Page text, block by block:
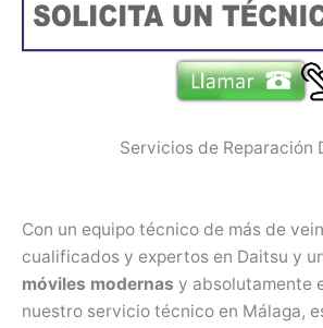
Servicios de Reparación
Con un equipo técnico de más de
cualificados y expertos en Daitsu y
móviles modernas y absolutamente
nuestro servicio técnico en Málaga,